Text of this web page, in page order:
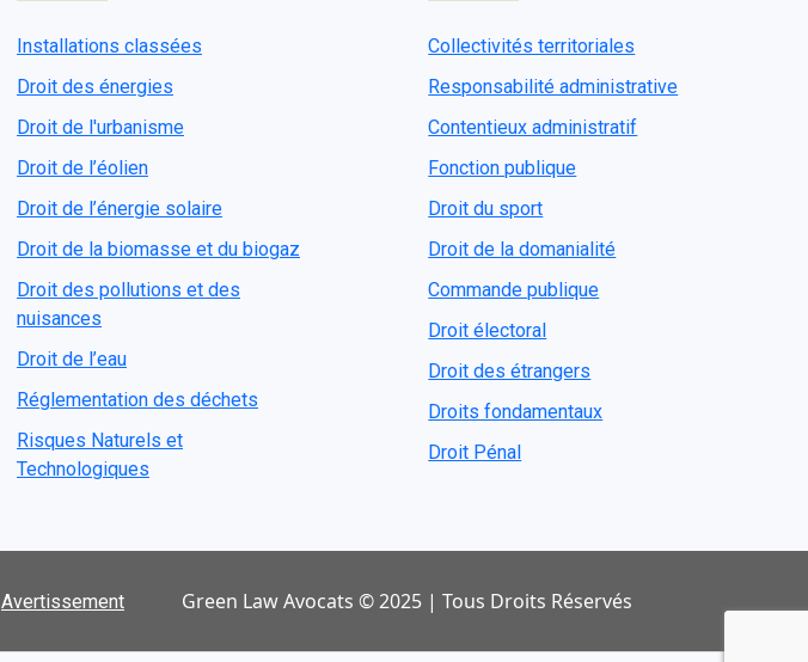
Installations classées
Droit des énergies
Droit de l'urbanisme
Droit de l’éolien
Droit de l’énergie solaire
Droit de la biomasse et du biogaz
Droit des pollutions et des
nuisances
Droit de l’eau
Réglementation des déchets
Risques Naturels et
Technologiques
Collectivités territoriales
Responsabilité administrative
Contentieux administratif
Fonction publique
Droit du sport
Droit de la domanialité
Commande publique
Droit électoral
Droit des étrangers
Droits fondamentaux
Droit Pénal
Avertissement Green Law Avocats © 2025 | Tous Droits Réservés